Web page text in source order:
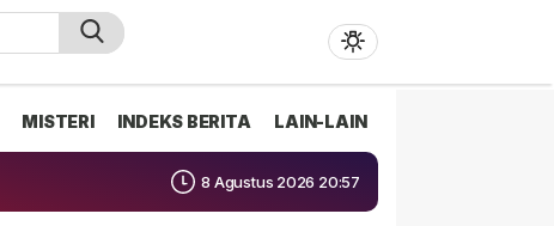
MISTERI INDEKS BERITA LAIN-LAIN
8 Agustus 2026 20:57